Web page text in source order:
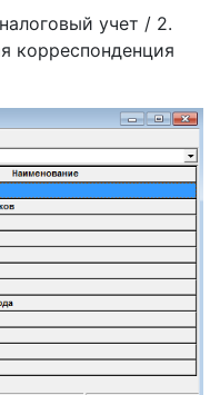
учет / 2.
корреспонденция